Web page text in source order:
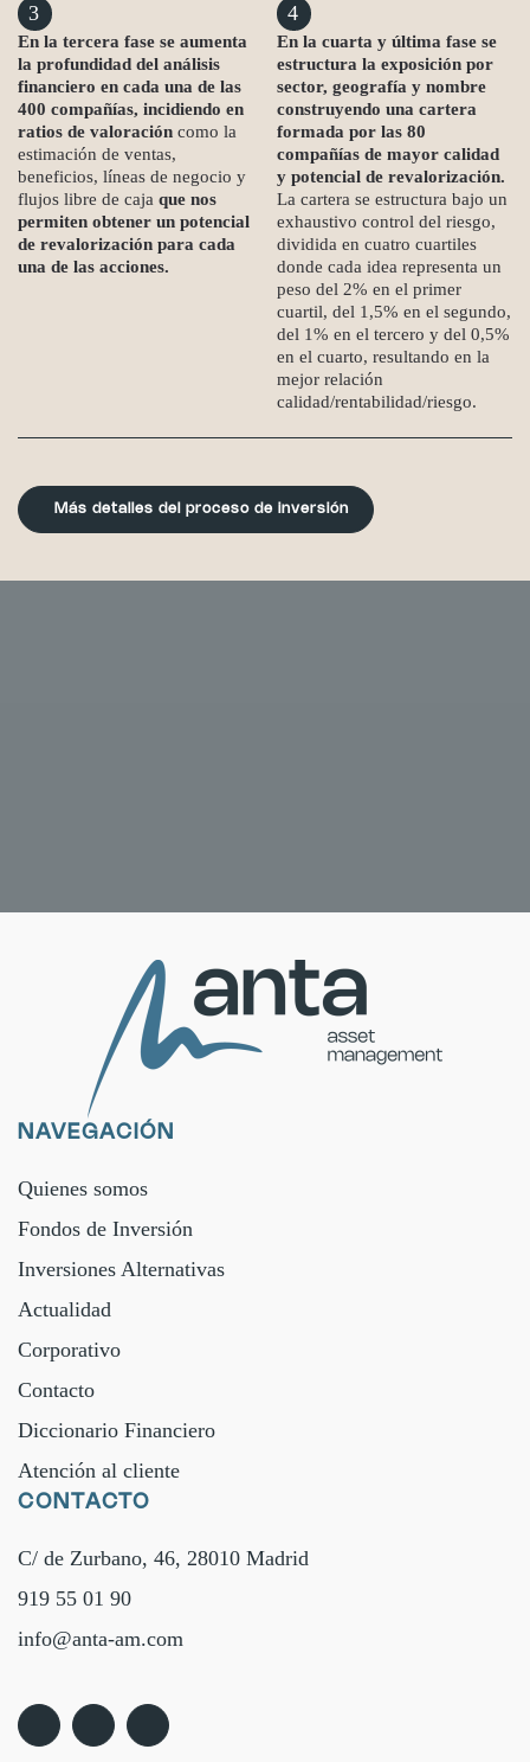
3
En la tercera fase se aumenta
la profundidad del análisis
financiero en cada una de las
400 compañías, incidiendo en
ratios de valoración como la
estimación de ventas,
beneficios, líneas de negocio y
flujos libre de caja que nos
permiten obtener un potencial
de revalorización para cada
una de las acciones.
4
En la cuarta y última fase se
estructura la exposición por
sector, geografía y nombre
construyendo una cartera
formada por las 80
compañías de mayor calidad
y potencial de revalorización.
La cartera se estructura bajo un
exhaustivo control del riesgo,
dividida en cuatro cuartiles
donde cada idea representa un
peso del 2% en el primer
cuartil, del 1,5% en el segundo,
del 1% en el tercero y del 0,5%
en el cuarto, resultando en la
mejor relación
calidad/rentabilidad/riesgo.
Más detalles del proceso de inversión
NAVEGACIÓN
Quienes somos
Fondos de Inversión
Inversiones Alternativas
Actualidad
Corporativo
Contacto
Diccionario Financiero
Atención al cliente
CONTACTO
C/ de Zurbano, 46, 28010 Madrid
919 55 01 90
info@anta-am.com